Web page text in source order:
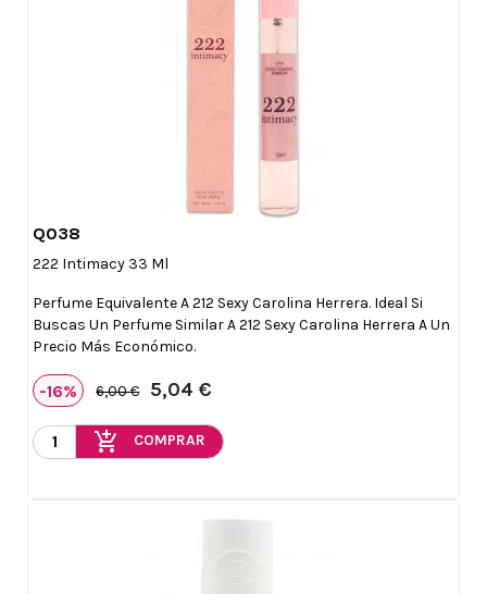
Q038
222 Intimacy 33 Ml
Perfume Equivalente A 212 Sexy Carolina Herrera. Ideal Si
Buscas Un Perfume Similar A 212 Sexy Carolina Herrera A Un
Precio Más Económico.
-16% 6,00 € 5,04 €
add_shopping_cart COMPRAR